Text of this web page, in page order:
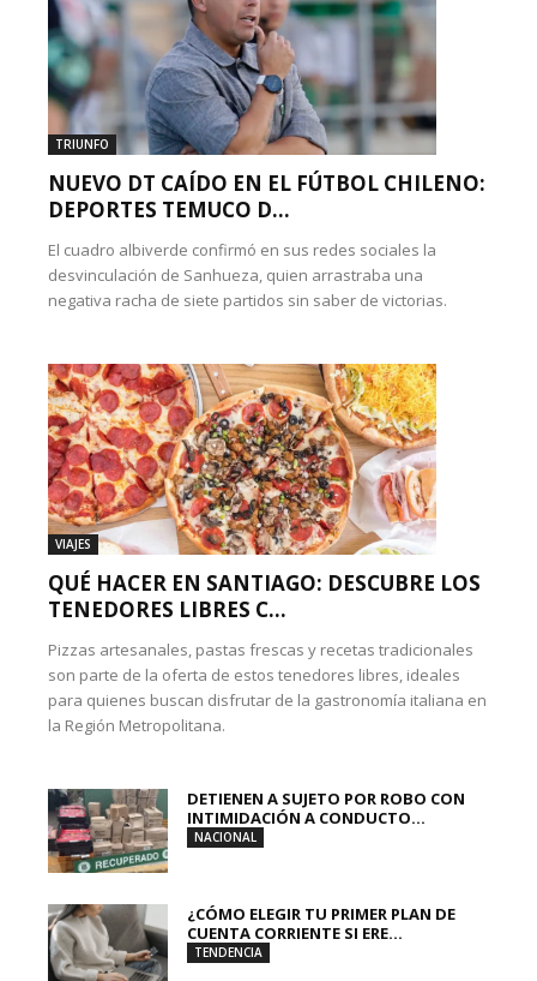
TRIUNFO
NUEVO DT CAÍDO EN EL FÚTBOL CHILENO:
DEPORTES TEMUCO D...
El cuadro albiverde confirmó en sus redes sociales la
desvinculación de Sanhueza, quien arrastraba una
negativa racha de siete partidos sin saber de victorias.
VIAJES
QUÉ HACER EN SANTIAGO: DESCUBRE LOS
TENEDORES LIBRES C...
Pizzas artesanales, pastas frescas y recetas tradicionales
son parte de la oferta de estos tenedores libres, ideales
para quienes buscan disfrutar de la gastronomía italiana en
la Región Metropolitana.
DETIENEN A SUJETO POR ROBO CON
INTIMIDACIÓN A CONDUCTO...
NACIONAL
¿CÓMO ELEGIR TU PRIMER PLAN DE
CUENTA CORRIENTE SI ERE...
TENDENCIA